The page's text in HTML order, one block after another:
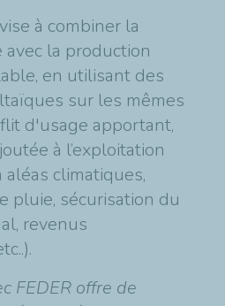
à combiner la
la production
en utilisant des
sur les mêmes
d'usage apportant,
à l’exploitation
climatiques,
pluie, sécurisation du
revenus
FEDER offre de